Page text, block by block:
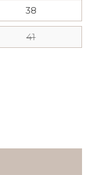
38
41